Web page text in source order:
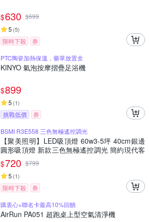
$630 $699
5 (5)
限時下殺
券
PTC陶瓷加熱保溫，藥草放置盒
KINYO 氣泡按摩摺疊足浴機
$899
5 (1)
挑戰低價
券
BSMI R3E558 三色無極遙控調光
【聚美照明】LED吸頂燈 60w3-5坪 40cm銀邊
圓形吸頂燈 新款三色無極遙控調光 簡約現代客
廳圓形書房陽台臥室燈飾（保固兩年 售後無
憂）
$720 $799
5 (1)
限時下殺
券
購衷心+聯名卡最高10%回饋
AirRun PA051 超跑桌上型空氣清淨機